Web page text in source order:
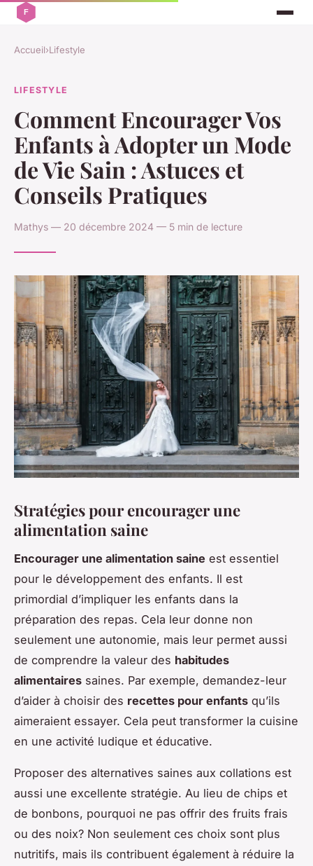
Accueil›Lifestyle
LIFESTYLE
Comment Encourager Vos
Enfants à Adopter un Mode
de Vie Sain : Astuces et
Conseils Pratiques
Mathys — 20 décembre 2024 — 5 min de lecture
Stratégies pour encourager une
alimentation saine
Encourager une alimentation saine est essentiel
pour le développement des enfants. Il est
primordial d’impliquer les enfants dans la
préparation des repas. Cela leur donne non
seulement une autonomie, mais leur permet aussi
de comprendre la valeur des habitudes
alimentaires saines. Par exemple, demandez-leur
d’aider à choisir des recettes pour enfants qu’ils
aimeraient essayer. Cela peut transformer la cuisine
en une activité ludique et éducative.
Proposer des alternatives saines aux collations est
aussi une excellente stratégie. Au lieu de chips et
de bonbons, pourquoi ne pas offrir des fruits frais
ou des noix? Non seulement ces choix sont plus
nutritifs, mais ils contribuent également à réduire la